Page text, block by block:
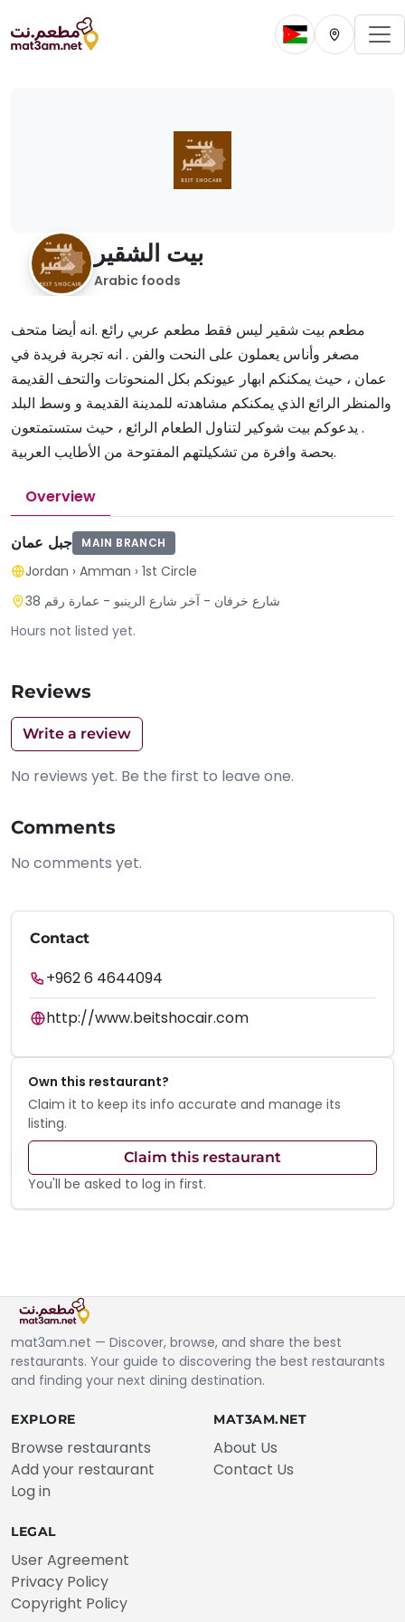
Change current
Change
بيت الشقير
Arabic foods
مطعم بيت شقير ليس فقط مطعم عربي رائع .انه أيضا متحف
مصغر وأناس يعملون على النحت والفن . انه تجربة فريدة في
عمان ، حيث يمكنكم ابهار عيونكم بكل المنحوتات والتحف القديمة
والمنظر الرائع الذي يمكنكم مشاهدته للمدينة القديمة و وسط البلد
. يدعوكم بيت شوكير لتناول الطعام الرائع ، حيث ستستمتعون
بحصة وافرة من تشكيلتهم المفتوحة من الأطايب العربية.
Overview
جبل عمان MAIN BRANCH
Jordan › Amman › 1st Circle
شارع خرفان - آخر شارع الرينبو - عمارة رقم 38
Hours not listed yet.
Reviews
Write a review
No reviews yet. Be the first to leave one.
Comments
No comments yet.
Contact
+962 6 4644094
http://www.beitshocair.com
Own this restaurant?
Claim it to keep its info accurate and manage its
listing.
Claim this restaurant
You'll be asked to log in first.
mat3am.net — Discover, browse, and share the best
restaurants. Your guide to discovering the best restaurants
and finding your next dining destination.
EXPLORE
Browse restaurants
Add your restaurant
Log in
MAT3AM.NET
About Us
Contact Us
LEGAL
User Agreement
Privacy Policy
Copyright Policy